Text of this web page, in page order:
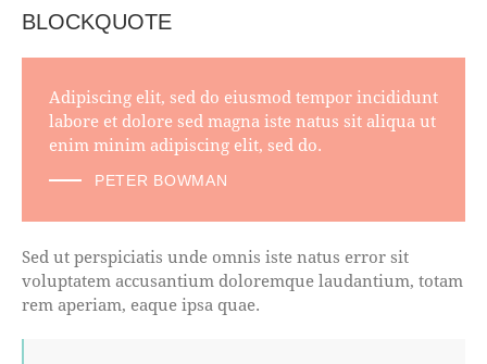
BLOCKQUOTE
Adipiscing elit, sed do eiusmod tempor incididunt
labore et dolore sed magna iste natus sit aliqua ut
enim minim adipiscing elit, sed do.
PETER BOWMAN
Sed ut perspiciatis unde omnis iste natus error sit
voluptatem accusantium doloremque laudantium, totam
rem aperiam, eaque ipsa quae.